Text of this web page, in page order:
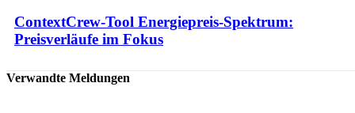
ContextCrew-Tool Energiepreis-Spektrum:
Preisverläufe im Fokus
Verwandte Meldungen